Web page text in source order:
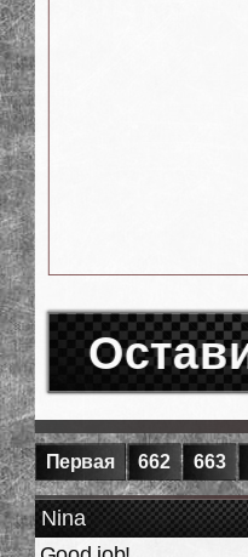
Первая 662 663
Nina